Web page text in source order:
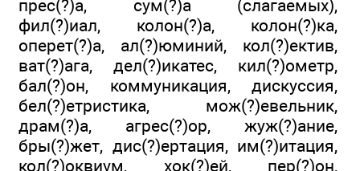
прес(?)а, сум(?)а (слагаемых),
фил(?)иал, колон(?)а, колон(?)ка,
оперет(?)а, ал(?)юминий, кол(?)ектив,
ват(?)ага, дел(?)икатес, кил(?)ометр,
бал(?)он, коммуникация, дискуссия,
бел(?)етристика, мож(?)евельник,
драм(?)а, агрес(?)ор, жуж(?)ание,
бры(?)жет, дис(?)ертация, им(?)итация,
кол(?)оквиум, хок(?)ей, пер(?)он,